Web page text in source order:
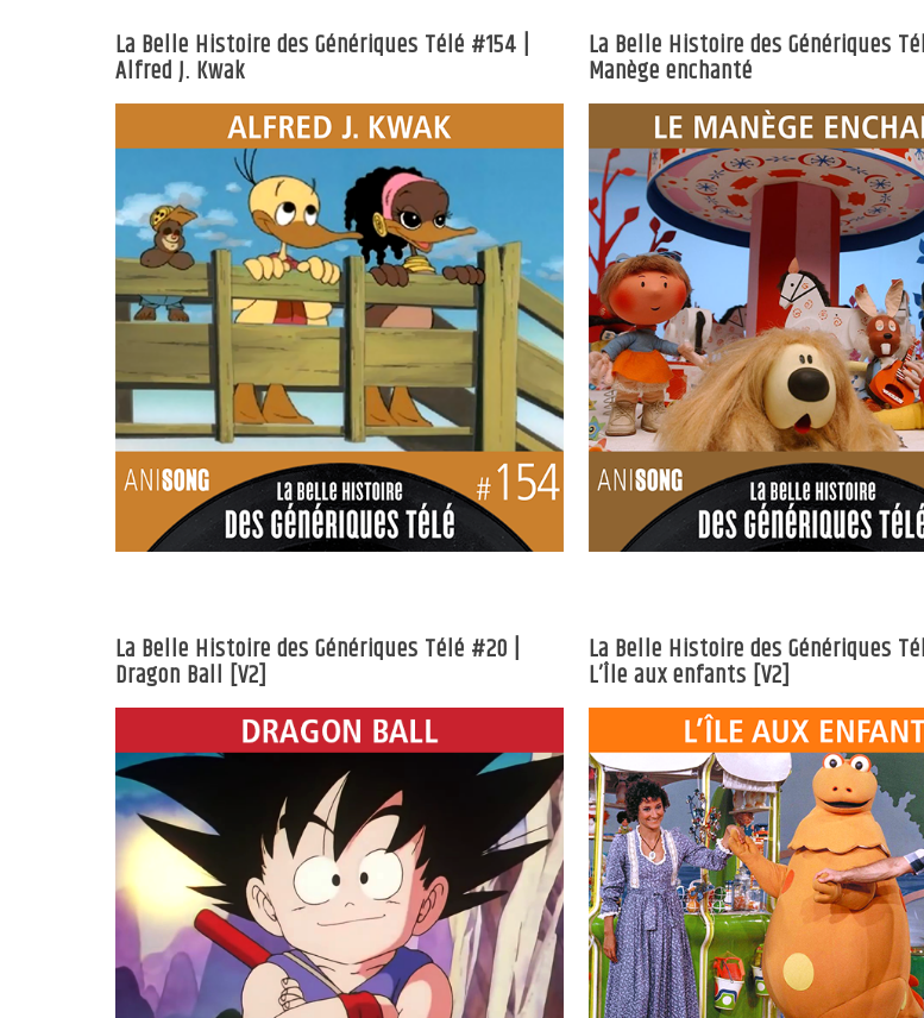
La Belle Histoire des Génériques Télé #154 |
Alfred J. Kwak
La Belle Histoire des Génériques
Manège enchanté
La Belle Histoire des Génériques Télé #20 |
Dragon Ball [V2]
La Belle Histoire des Génériques
L’Île aux enfants [V2]